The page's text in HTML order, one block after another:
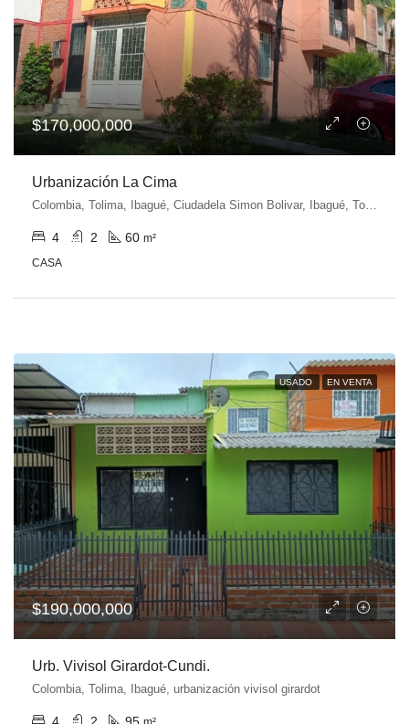
$170,000,000
Urbanización La Cima
4 2 60 m²
CASA
USADO EN VENTA
$190,000,000
Urb. Vivisol Girardot-Cundi.
Colombia, Tolima, Ibagué, urbanización vivisol girardot